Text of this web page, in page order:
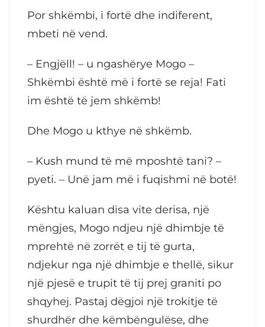
Por shkëmbi, i fortë dhe indiferent,
mbeti në vend.
– Engjëll! – u ngashërye Mogo –
Shkëmbi është më i fortë se reja! Fati
im është të jem shkëmb!
Dhe Mogo u kthye në shkëmb.
– Kush mund të më mposhtë tani? –
pyeti. – Unë jam më i fuqishmi në botë!
Kështu kaluan disa vite derisa, një
mëngjes, Mogo ndjeu një dhimbje të
mprehtë në zorrët e tij të gurta,
ndjekur nga një dhimbje e thellë, sikur
një pjesë e trupit të tij prej graniti po
shqyhej. Pastaj dëgjoi një trokitje të
shurdhër dhe këmbëngulëse, dhe